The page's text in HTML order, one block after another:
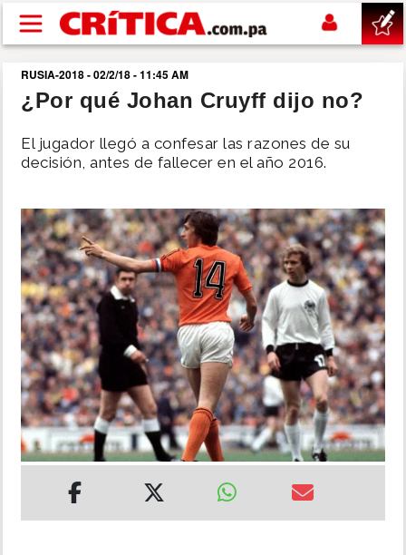
Pasar al contenido principal
buscar
POLÍTICA
SHOW
DEPORTES
MUNDO
INSÓLITAS
MULTIMEDIA
RUSIA-2018 - 02/2/18 - 11:45 AM
¿Por qué Johan Cruyff dijo no?
El jugador llegó a confesar las razones de su
decisión, antes de fallecer en el año 2016.